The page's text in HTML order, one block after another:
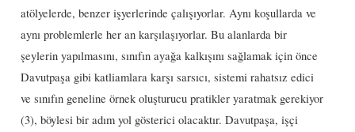
atölyelerde, benzer işyerlerinde çalışıyorlar. Aynı koşullarda ve
aynı problemlerle her an karşılaşıyorlar. Bu alanlarda bir
şeylerin yapılmasını, sınıfın ayağa kalkışını sağlamak için önce
Davutpaşa gibi katliamlara karşı sarsıcı, sistemi rahatsız edici
ve sınıfın geneline örnek oluşturucu pratikler yaratmak gerekiyor
(3), böylesi bir adım yol gösterici olacaktır. Davutpaşa, işçi